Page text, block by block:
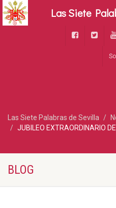
Las Siete Palabras de Sevilla
JUBILEO EXTRAORDINARIO
BLOG
Las Siete